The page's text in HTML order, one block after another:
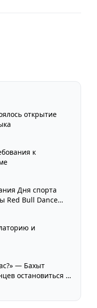
открытие
к
Дня спорта
Red Bull Dance
и
— Бахыт
остановиться и